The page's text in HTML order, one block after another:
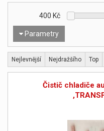
Parametry
400 Kč
Nejlevnější Nejdražšího Top
Čistič chladiče